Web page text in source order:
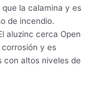
la calamina y es
de incendio.
aluzinc cerca Open
y es
con altos niveles de